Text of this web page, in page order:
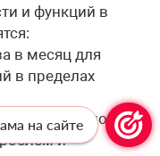
и функций в
в месяц для
в пределах
не реже одного
и
на сайте